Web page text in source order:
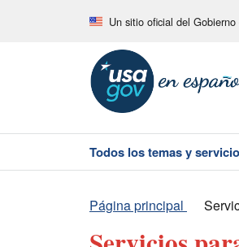
Un sitio oficial del
Todos los temas y
Página principal